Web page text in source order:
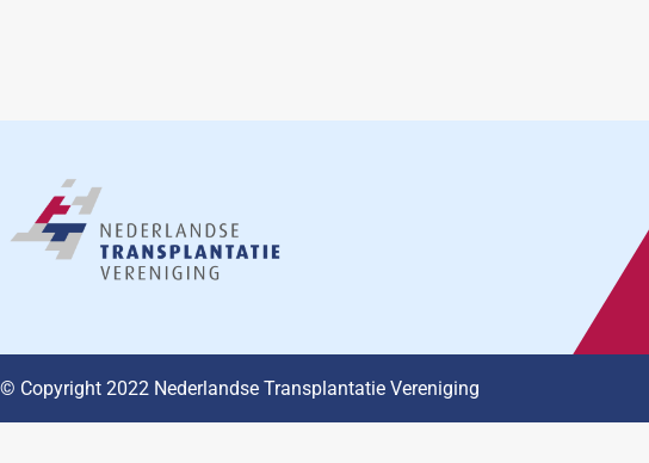
© Copyright 2022 Nederlandse Transplantatie Vereniging